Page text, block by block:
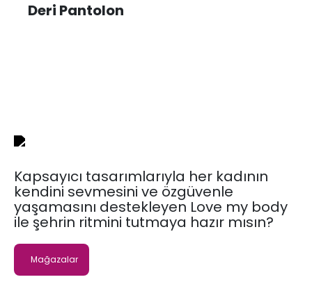
Deri Pantolon
Kapsayıcı tasarımlarıyla her kadının
kendini sevmesini ve özgüvenle
yaşamasını destekleyen Love my body
ile şehrin ritmini tutmaya hazır mısın?
Mağazalar